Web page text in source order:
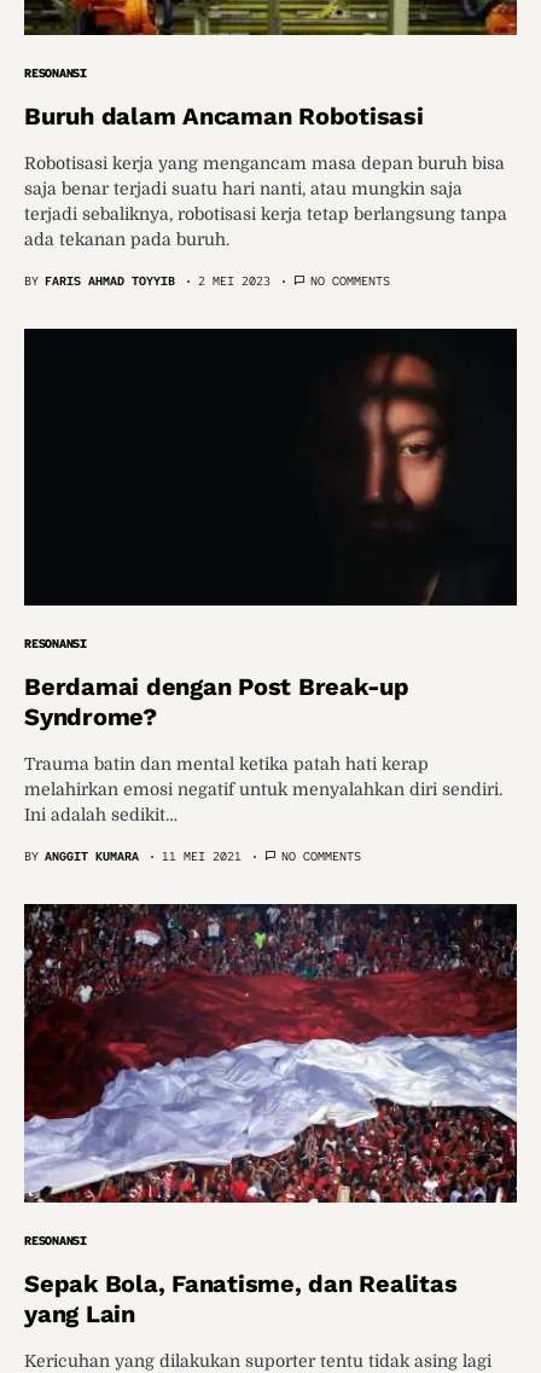
RESONANSI
Buruh dalam Ancaman Robotisasi
Robotisasi kerja yang mengancam masa depan buruh bisa
saja benar terjadi suatu hari nanti, atau mungkin saja
terjadi sebaliknya, robotisasi kerja tetap berlangsung tanpa
ada tekanan pada buruh.
BY FARIS AHMAD TOYYIB 2 MEI 2023 NO COMMENTS
RESONANSI
Berdamai dengan Post Break-up
Syndrome?
Trauma batin dan mental ketika patah hati kerap
melahirkan emosi negatif untuk menyalahkan diri sendiri.
Ini adalah sedikit…
BY ANGGIT KUMARA 11 MEI 2021 NO COMMENTS
RESONANSI
Sepak Bola, Fanatisme, dan Realitas
yang Lain
Kericuhan yang dilakukan suporter tentu tidak asing lagi